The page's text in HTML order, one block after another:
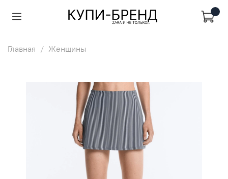
Главная Женщины